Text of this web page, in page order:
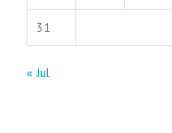
31
« Jul